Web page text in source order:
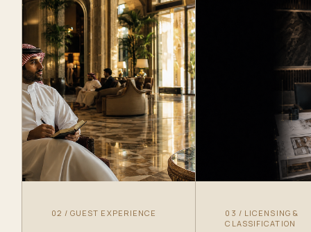
02 / GUEST EXPERIENCE 03 / LICENSING &
CLASSIFICATION